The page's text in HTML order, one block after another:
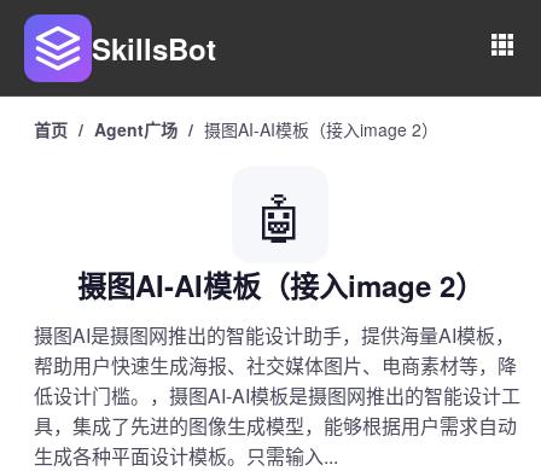
SkillsBot
首页 / Agent广场 / 摄图AI-AI模板（接入image 2）
🤖
摄图AI-AI模板（接入image 2）
摄图AI是摄图网推出的智能设计助手，提供海量AI模板，
帮助用户快速生成海报、社交媒体图片、电商素材等，降
低设计门槛。，摄图AI-AI模板是摄图网推出的智能设计工
具，集成了先进的图像生成模型，能够根据用户需求自动
生成各种平面设计模板。只需输入...